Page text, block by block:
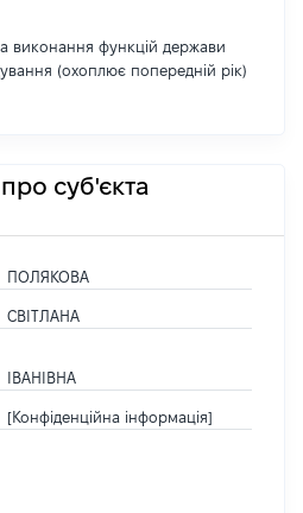
виконання функцій держави
(охоплює попередній рік)
суб'єкта
ПОЛЯКОВА
СВІТЛАНА
ІВАНІВНА
[Конфіденційна інформація]